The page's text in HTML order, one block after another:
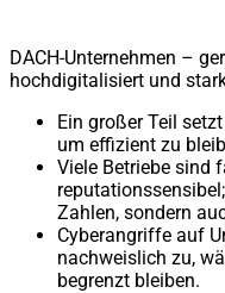
DACH-Unternehmen –
hochdigitalisiert und
Ein großer Teil
um effizient zu
Viele Betriebe sind
Zahlen, sondern
Cyberangriffe auf
nachweislich zu,
begrenzt bleiben.